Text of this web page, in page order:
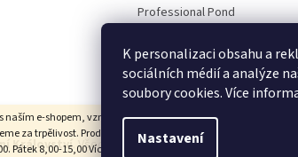
K personalizaci obsahu a
sociálních médií a analýze
soubory cookies. Více
Nastavení
e-shopem, vzniklé převodem na nový
za trpělivost. Prodejna-Showroom, jsme tu
8,00-15,00 Více info na 774303606.
Professional Pond
Dotazy a odpovědi
Kontaktní formulář
Království . Všechna práva vyhrazena.